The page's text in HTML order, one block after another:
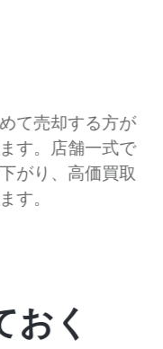
て売却する方が
す。店舗一式で
がり、高価買取
す。
おく